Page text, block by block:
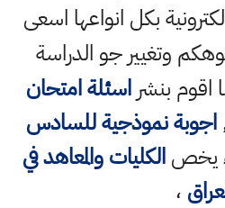
بكل انواعها اسعى
وتغيير جو الدراسة
اقوم بنشراسئلة امتحان
اجوبة نموذجية للسادس
يخصالكليات والمعاهد في
،